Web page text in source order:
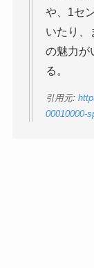
や、1セ
いたり、
の魅力が
る。
引用元:
00010000-